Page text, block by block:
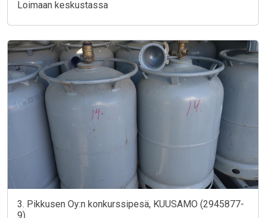
Loimaan keskustassa
3. Pikkusen Oy:n konkurssipesä, KUUSAMO (2945877-
9)